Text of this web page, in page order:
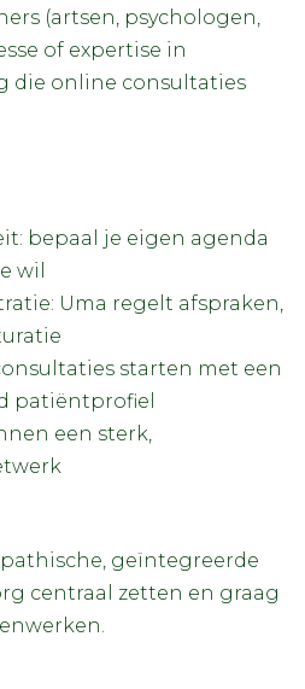
(artsen, psychologen,
of expertise in
die online consultaties
bepaal je eigen agenda
wil
Uma regelt afspraken,
starten met een
patiëntprofiel
een sterk,
geïntegreerde
centraal zetten en graag